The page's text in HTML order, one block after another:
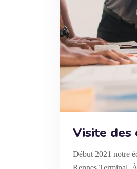
Visite des
Début 2021 notre